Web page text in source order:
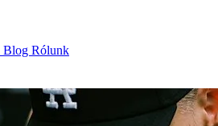
Blog Rólunk